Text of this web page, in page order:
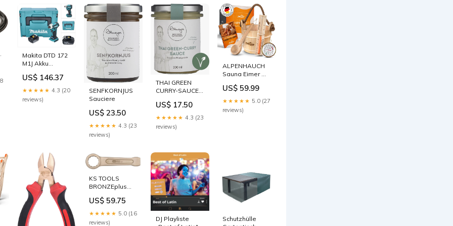
Probond:1.4 l
Makita DTD 172
M1J Akku
18 V 180 Nm
1/4" Brushless +
1x Akku 4,0 Ah +
Makpac - ohne
US$ 146.37
★★★★★ 4.3 (20
reviews)
SENFKORNJUS
Sauciere
US$ 23.50
★★★★★ 4.3 (23
reviews)
THAI GREEN
CURRY-SAUCE
US$ 17.50
★★★★★ 4.3 (23
reviews)
ALPENHAUCH
Sauna Eimer mit
Sanduhr &
Thermometer
[100%
Naturholz]
US$ 59.99
★★★★★ 5.0 (27
reviews)
KS TOOLS
BRONZEplus
Ringschlüssel
22 mm (
US$ 59.75
★★★★★ 5.0 (16
reviews)
DJ Playliste
Schutzhülle